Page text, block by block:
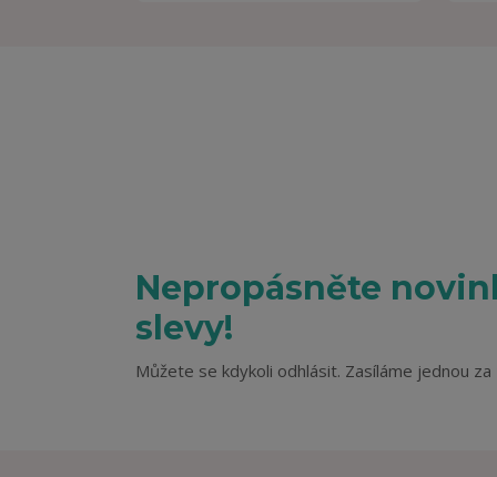
Nepropásněte
slevy!
Můžete se kdykoli odhlásit. Zasíláme jednou za